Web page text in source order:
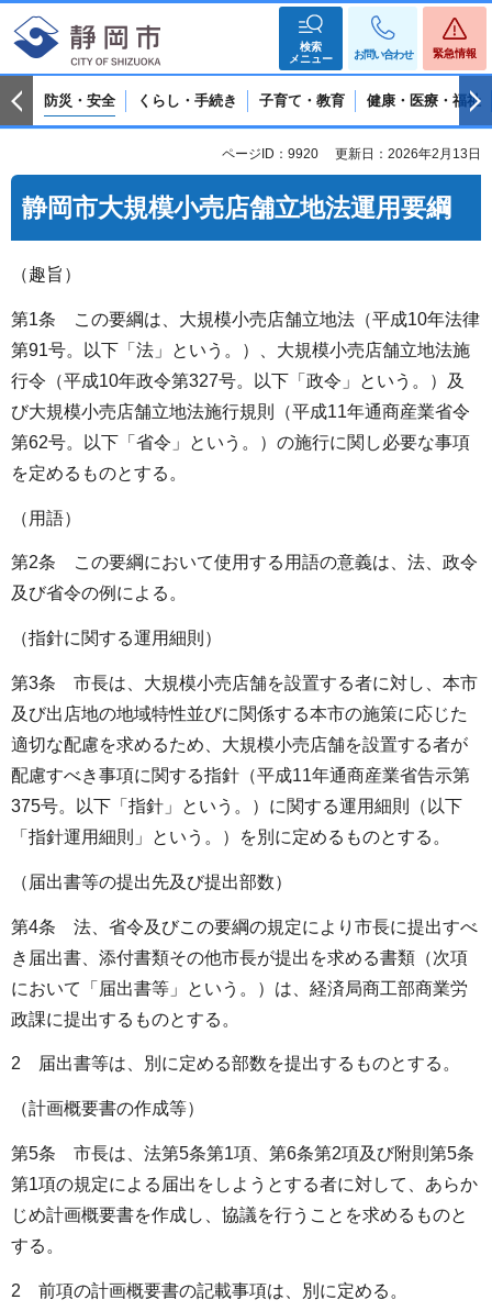
検索
メニュー
お問い合わせ 緊急情報
防災・安全 くらし・手続き 子育て・教育 健康・医療・福祉
ページID：9920 更新日：2026年2月13日
静岡市大規模小売店舗立地法運用要綱
（趣旨）
第1条 この要綱は、大規模小売店舗立地法（平成10年法律
第91号。以下「法」という。）、大規模小売店舗立地法施
行令（平成10年政令第327号。以下「政令」という。）及
び大規模小売店舗立地法施行規則（平成11年通商産業省令
第62号。以下「省令」という。）の施行に関し必要な事項
を定めるものとする。
（用語）
第2条 この要綱において使用する用語の意義は、法、政令
及び省令の例による。
（指針に関する運用細則）
第3条 市長は、大規模小売店舗を設置する者に対し、本市
及び出店地の地域特性並びに関係する本市の施策に応じた
適切な配慮を求めるため、大規模小売店舗を設置する者が
配慮すべき事項に関する指針（平成11年通商産業省告示第
375号。以下「指針」という。）に関する運用細則（以下
「指針運用細則」という。）を別に定めるものとする。
（届出書等の提出先及び提出部数）
第4条 法、省令及びこの要綱の規定により市長に提出すべ
き届出書、添付書類その他市長が提出を求める書類（次項
において「届出書等」という。）は、経済局商工部商業労
政課に提出するものとする。
2 届出書等は、別に定める部数を提出するものとする。
（計画概要書の作成等）
第5条 市長は、法第5条第1項、第6条第2項及び附則第5条
第1項の規定による届出をしようとする者に対して、あらか
じめ計画概要書を作成し、協議を行うことを求めるものと
する。
2 前項の計画概要書の記載事項は、別に定める。